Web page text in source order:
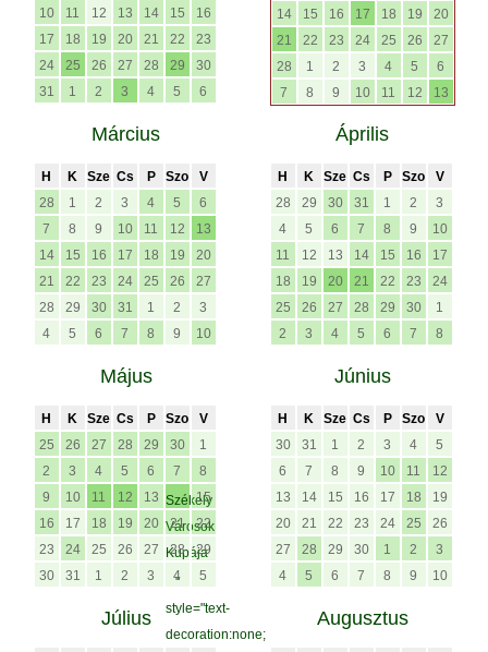
10
11 12 13 14 15
16
17
18 19 20 21 22
23
24
25 26 27 28 29
30
31
1 2 3 4 5 6
14
15 16 17 18 19
20
21
22 23 24 25 26
27
28
1 2 3 4 5
6
7
8 9 10 11 12 13
Március
H K Sze Cs P Szo
V
28
1 2 3 4 5
6
7
8 9 10 11 12
13
14
15 16 17 18 19
20
21
22 23 24 25 26
27
28
29 30 31 1 2
3
4
5 6 7 8 9 10
Április
H K Sze Cs P Szo
V
28
29 30 31 1 2
3
4
5 6 7 8 9
10
11
12 13 14 15 16
17
18
19 20 21 22 23
24
25
26 27 28 29 30
1
2
3 4 5 6 7 8
Május
H K Sze Cs P Szo
V
25
26 27 28 29 30
1
2
3 4 5 6 7
8
9
10 11 12 13 Székely
Városok
Kupája
"
style="text-
decoration:none;
15
16
17 18 19 20 21
22
23
24 25 26 27 28
29
30
31 1 2 3 4 5
Június
H K Sze Cs P Szo
V
30
31 1 2 3 4
5
6
7 8 9 10 11
12
13
14 15 16 17 18
19
20
21 22 23 24 25
26
27
28 29 30 1 2
3
4
5 6 7 8 9 10
Július Augusztus